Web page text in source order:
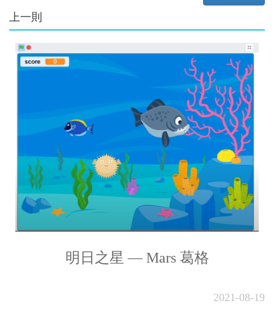
上一則
明日之星 — Mars 葛格
2021-08-19